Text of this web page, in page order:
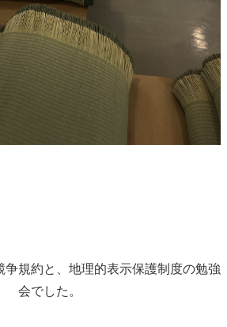
争規約と、地理的表示保護制度の勉強
会でした。